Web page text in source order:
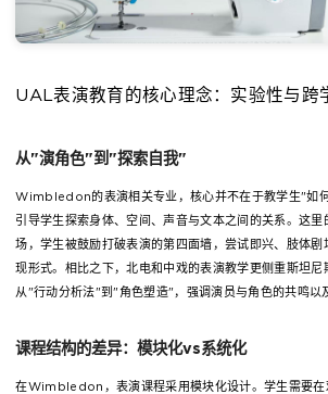
UAL表演教育的核心理念：实验性与跨
从"演角色"到"探索自我"
Wimbledon的表演相关专业，核心并不在于教学生"如
引导学生探索身体、空间、声音与文本之间的关系。这
场，学生被鼓励打破表演的第四面墙，尝试即兴、肢体剧
现形式。相比之下，北电和中戏的表演教学更侧重斯坦
从"行动分析法"到"角色塑造"，强调演员与角色的共鸣以
课程结构的差异：模块化vs系统化
在Wimbledon，表演课程采用模块化设计。学生需要在